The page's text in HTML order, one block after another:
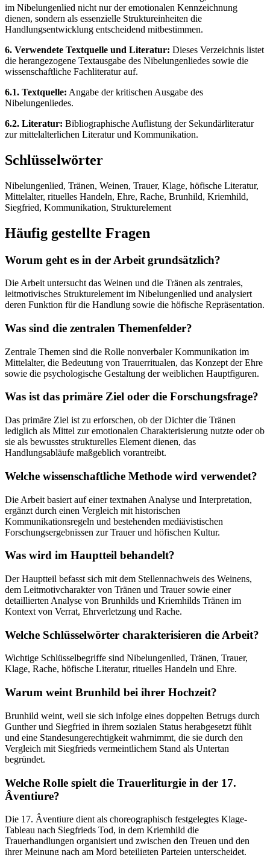
im Nibelungenlied nicht nur der emotionalen Kennzeichnung
dienen, sondern als essenzielle Struktureinheiten die
Handlungsentwicklung entscheidend mitbestimmen.
6. Verwendete Textquelle und Literatur: Dieses Verzeichnis listet
die herangezogene Textausgabe des Nibelungenliedes sowie die
wissenschaftliche Fachliteratur auf.
6.1. Textquelle: Angabe der kritischen Ausgabe des
Nibelungenliedes.
6.2. Literatur: Bibliographische Auflistung der Sekundärliteratur
zur mittelalterlichen Literatur und Kommunikation.
Schlüsselwörter
Nibelungenlied, Tränen, Weinen, Trauer, Klage, höfische Literatur,
Mittelalter, rituelles Handeln, Ehre, Rache, Brunhild, Kriemhild,
Siegfried, Kommunikation, Strukturelement
Häufig gestellte Fragen
Worum geht es in der Arbeit grundsätzlich?
Die Arbeit untersucht das Weinen und die Tränen als zentrales,
leitmotivisches Strukturelement im Nibelungenlied und analysiert
deren Funktion für die Handlung sowie die höfische Repräsentation.
Was sind die zentralen Themenfelder?
Zentrale Themen sind die Rolle nonverbaler Kommunikation im
Mittelalter, die Bedeutung von Trauerritualen, das Konzept der Ehre
sowie die psychologische Gestaltung der weiblichen Hauptfiguren.
Was ist das primäre Ziel oder die Forschungsfrage?
Das primäre Ziel ist zu erforschen, ob der Dichter die Tränen
lediglich als Mittel zur emotionalen Charakterisierung nutzte oder ob
sie als bewusstes strukturelles Element dienen, das
Handlungsabläufe maßgeblich vorantreibt.
Welche wissenschaftliche Methode wird verwendet?
Die Arbeit basiert auf einer textnahen Analyse und Interpretation,
ergänzt durch einen Vergleich mit historischen
Kommunikationsregeln und bestehenden mediävistischen
Forschungsergebnissen zur Trauer und höfischen Kultur.
Was wird im Hauptteil behandelt?
Der Hauptteil befasst sich mit dem Stellennachweis des Weinens,
dem Leitmotivcharakter von Tränen und Trauer sowie einer
detaillierten Analyse von Brunhilds und Kriemhilds Tränen im
Kontext von Verrat, Ehrverletzung und Rache.
Welche Schlüsselwörter charakterisieren die Arbeit?
Wichtige Schlüsselbegriffe sind Nibelungenlied, Tränen, Trauer,
Klage, Rache, höfische Literatur, rituelles Handeln und Ehre.
Warum weint Brunhild bei ihrer Hochzeit?
Brunhild weint, weil sie sich infolge eines doppelten Betrugs durch
Gunther und Siegfried in ihrem sozialen Status herabgesetzt fühlt
und eine Standesungerechtigkeit wahrnimmt, die sie durch den
Vergleich mit Siegfrieds vermeintlichem Stand als Untertan
begründet.
Welche Rolle spielt die Trauerliturgie in der 17.
Âventiure?
Die 17. Âventiure dient als choreographisch festgelegtes Klage-
Tableau nach Siegfrieds Tod, in dem Kriemhild die
Trauerhandlungen organisiert und zwischen den Treuen und den
ihrer Meinung nach am Mord beteiligten Parteien unterscheidet.